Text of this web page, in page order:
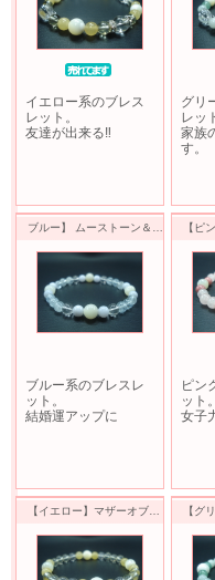
イエロー系のブレス
レット。
友達が出来る‼
グリ
レッ
家族
す。
ブルー】 ムーストーン＆アクアマリン＆ブルレースアゲートブレスレットⅡ
ブルー系のブレスレ
ット。
結婚運アップに
ピン
ット。
女子
【イエロー】マザーオブパール＆レモンクォーツ＆アラゴナイトブレスレットⅡ